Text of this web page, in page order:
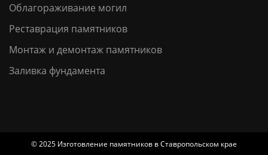
Облагораживание могил
Реставрация памятников
Монтаж и демонтаж памятников
Заливка фундамента
© 2025 Изготовление памятников в Ставропольском крае